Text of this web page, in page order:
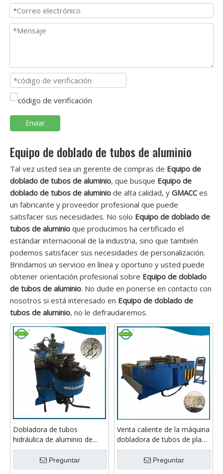
Enviar
Equipo de doblado de tubos de aluminio
Tal vez usted sea un gerente de compras de Equipo de
doblado de tubos de aluminio, que busque Equipo de
doblado de tubos de aluminio de alta calidad, y GMACCes
un fabricante y proveedor profesional que puede
satisfacer sus necesidades. No solo Equipo de doblado de
tubos de aluminio que producimos ha certificado el
estándar internacional de la industria, sino que también
podemos satisfacer sus necesidades de personalización.
Brindamos un servicio en línea y oportuno y usted puede
obtener orientación profesional sobre Equipo de doblado
de tubos de aluminio. No dude en ponerse en contacto con
nosotros si está interesado en Equipo de doblado de
tubos de aluminio, no le defraudaremos.
Dobladora de tubos
hidráulica de aluminio de
gran diámetro de 3 pulgadas
Preguntar
Venta caliente de la máquina
dobladora de tubos de placa
de aluminio de alta
resistencia Preguntar